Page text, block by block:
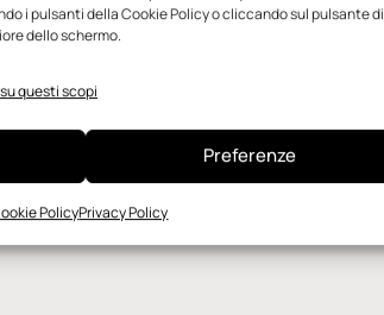
i pulsanti della Cookie Policy o cliccando sul pulsante di
dello schermo.
questi scopi
Preferenze
PolicyPrivacy Policy